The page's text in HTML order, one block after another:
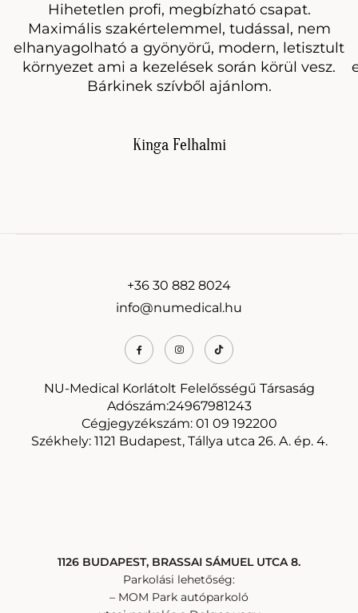
Hihetetlen profi, megbízható csapat.
Maximális szakértelemmel, tudással, nem
elhanyagolható a gyönyörű, modern, letisztult
környezet ami a kezelések során körül vesz.
Bárkinek szívből ajánlom.
Kinga Felhalmi
1126 BUDAPEST, BRASSAI SÁMUEL UTCA 8.
Parkolási lehetőség:
– MOM Park autóparkoló
+36 30 882 8024
info@numedical.hu
NU-Medical Korlátolt Felelősségű Társaság
Adószám:24967981243
Cégjegyzékszám: 01 09 192200
Székhely: 1121 Budapest, Tállya utca 26. A. ép. 4.